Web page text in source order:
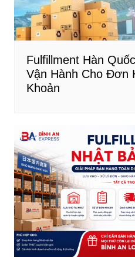
Fulfillment Hàn
Vận Hành Cho Đơn
Khoản